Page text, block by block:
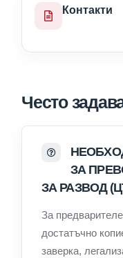
Контакти
Често
ЗА
ЗА РАЗВОД
За
достатъчно
заверка,